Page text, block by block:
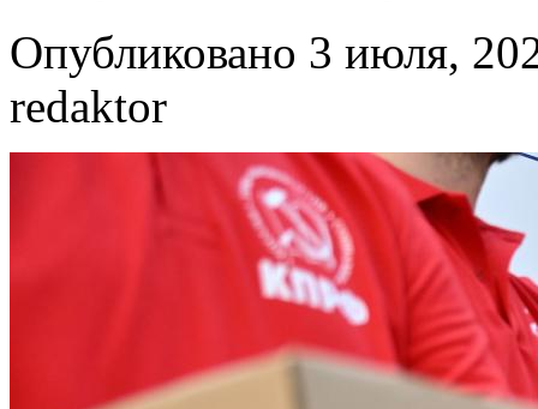
Опубликовано 3 июля,
redaktor